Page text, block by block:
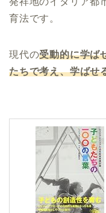
育法です。
現代の受動的に学ば
たちで考え、学ばせ